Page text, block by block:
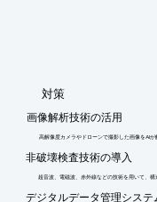
​対策
画像解析技術の活用
高解像度カメラやドローンで撮影した画像をAI
非破壊検査技術の導入
超音波、電磁波、赤外線などの技術を用いて、
デジタルデータ管理システ